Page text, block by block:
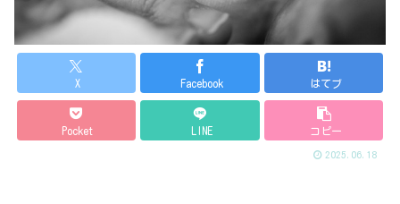
X Facebook はてブ
Pocket LINE コピー
2025.06.18